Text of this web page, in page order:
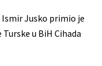
Jusko primio je
u BiH Cihada